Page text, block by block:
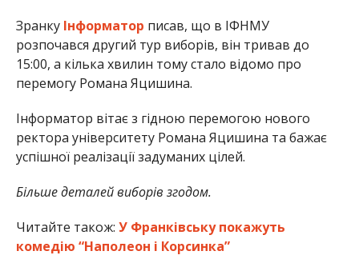
Зранку Інформатор писав, що в ІФНМУ
розпочався другий тур виборів, він тривав до
15:00, а кілька хвилин тому стало відомо про
перемогу Романа Яцишина.
Інформатор вітає з гідною перемогою нового
ректора університету Романа Яцишина та бажає
успішної реалізації задуманих цілей.
Більше деталей виборів згодом.
Читайте також: У Франківську покажуть
комедію “Наполеон і Корсинка”